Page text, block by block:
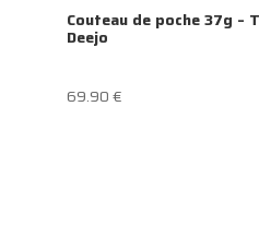
Couteau de poche 37g –
Deejo
69.90€